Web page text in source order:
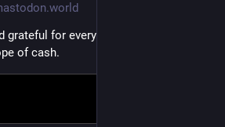
grateful for every donation, including
of cash.